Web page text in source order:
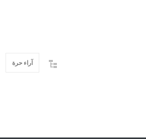
آراء حرة